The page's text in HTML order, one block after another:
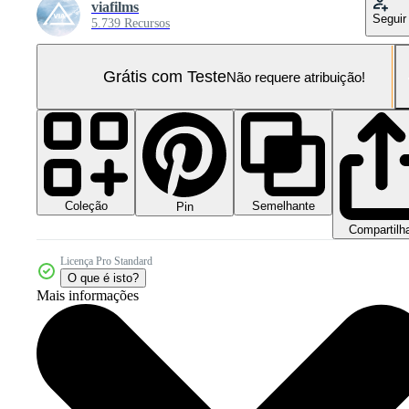
viafilms
5.739 Recursos Seguir
Grátis com TesteNão requere atribuição!
Coleção Pin
Semelhante
Licença Pro Standard
O que é isto?
Mais informações